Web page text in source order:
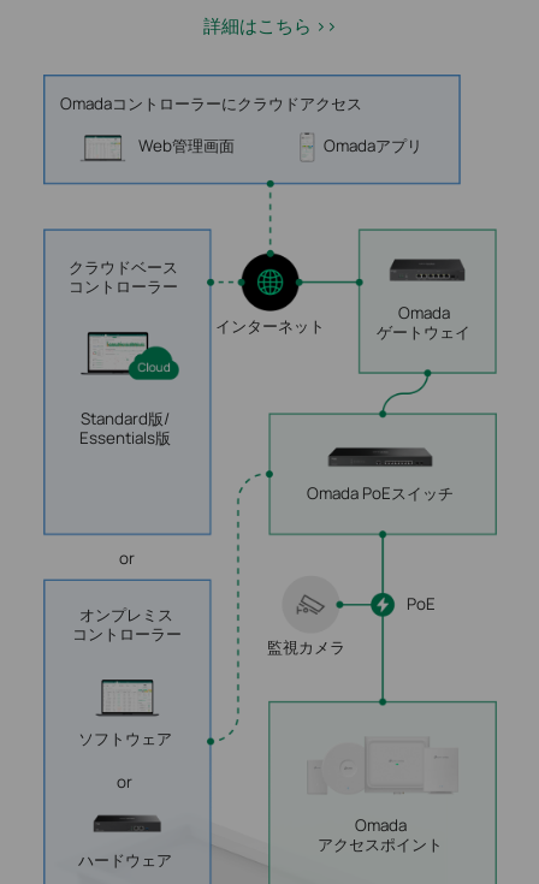
詳細はこちら >>
クラウドベース
コントローラー
Standard版/
Essentials版
オンプレミス
コントローラー
or
or
ソフトウェア
ハードウェア
インターネット
Omada
ゲートウェイ
Omada PoEスイッチ
PoE
Omadaコントローラーにクラウドアクセス
Web管理画面
Omadaアプリ
Omada
アクセスポイント
監視カメラ